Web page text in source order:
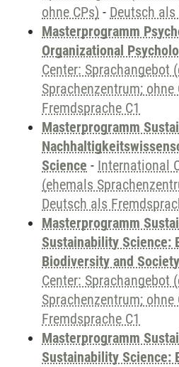
ohne CPs) - Deutsch als
Masterprogramm
Organizational
Center: Sprachangebot
Sprachenzentrum; ohne
Fremdsprache C1
Masterprogramm
Science - International
(ehemals
Deutsch als
Masterprogramm
Sustainability Science:
Biodiversity and Society
Center: Sprachangebot
Sprachenzentrum; ohne
Fremdsprache C1
Masterprogramm
Sustainability Science: